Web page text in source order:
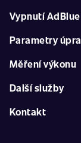
Vypnutí AdBlue
Parametry
Měření výkonu
Další služby
Kontakt